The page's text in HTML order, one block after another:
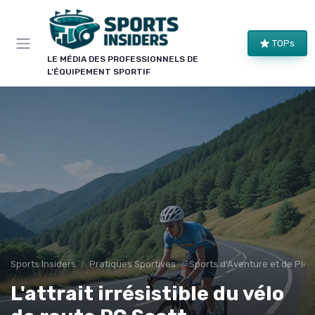
LE MÉDIA DES PROFESSIONNELS DE
L'ÉQUIPEMENT SPORTIF
TOPs
Sports Insiders Pratiques Sportives Sports d'Aventure et de
L'attrait irrésistible du vélo
×
LE CLUB SPORTS INSIDERS
Rejoignez le club !
Bons plans sur le matériel de structure, alertes
pièces et séries, et les enseignements de nos
comparatifs avant leur publication. Pour ceux qui
équipent un club, une salle ou une collectivité.
Bons plans matériel Alertes pièces
Avant-premières Normes & sécurité
Panneau de gestion des cookies